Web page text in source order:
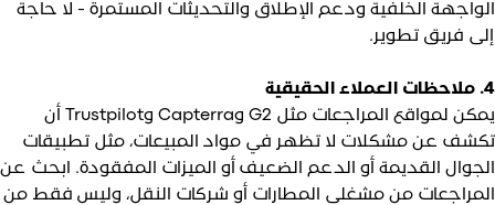
الخلفية ودعم الإطلاق والتحديثات المستمرة - لا حاجة
فريق تطوير.
يمكن لمواقع المراجعات مثل G2 وCapterra وTrustpilot أن
عن مشكلات لا تظهر في مواد المبيعات، مثل تطبيقات
القديمة أو الدعم الضعيف أو الميزات المفقودة. ابحث عن
من مشغلي المطارات أو شركات النقل، وليس فقط من